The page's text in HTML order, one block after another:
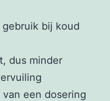
bij koud
dus minder
een dosering